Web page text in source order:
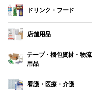
ドリンク・フード
店舗用品
テープ・梱包資材・物流
用品
看護・医療・介護